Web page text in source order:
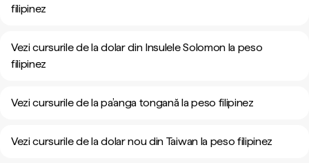
filipinez
Vezi cursurile de la dolar din Insulele Solomon la peso
filipinez
Vezi cursurile de la pa’anga tongană la peso filipinez
Vezi cursurile de la dolar nou din Taiwan la peso filipinez